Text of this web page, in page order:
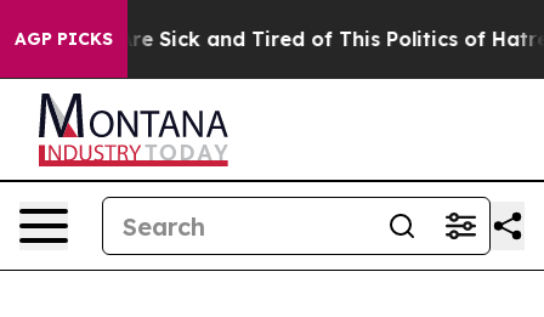
AGP PICKSAre Sick and Tired of This Politics of Hatred”